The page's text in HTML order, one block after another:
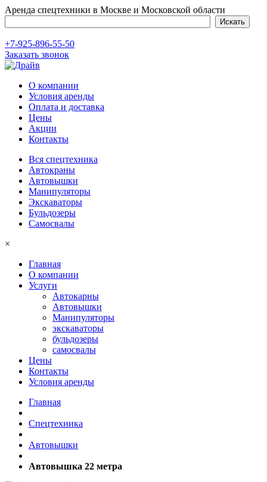
Аренда спецтехники в Москве и Московской области
+7-925-896-55-50
Заказать звонок
О компании
Условия аренды
Оплата и доставка
Цены
Акции
Контакты
Вся спецтехника
Автокраны
Автовышки
Манипуляторы
Экскаваторы
Бульдозеры
Самосвалы
×
Главная
О компании
Услуги
Автокарны
Автовышки
Манипуляторы
экскаваторы
бульдозеры
самосвалы
Цены
Контакты
Условия аренды
Главная
Спецтехника
Автовышки
Автовышка 22 метра